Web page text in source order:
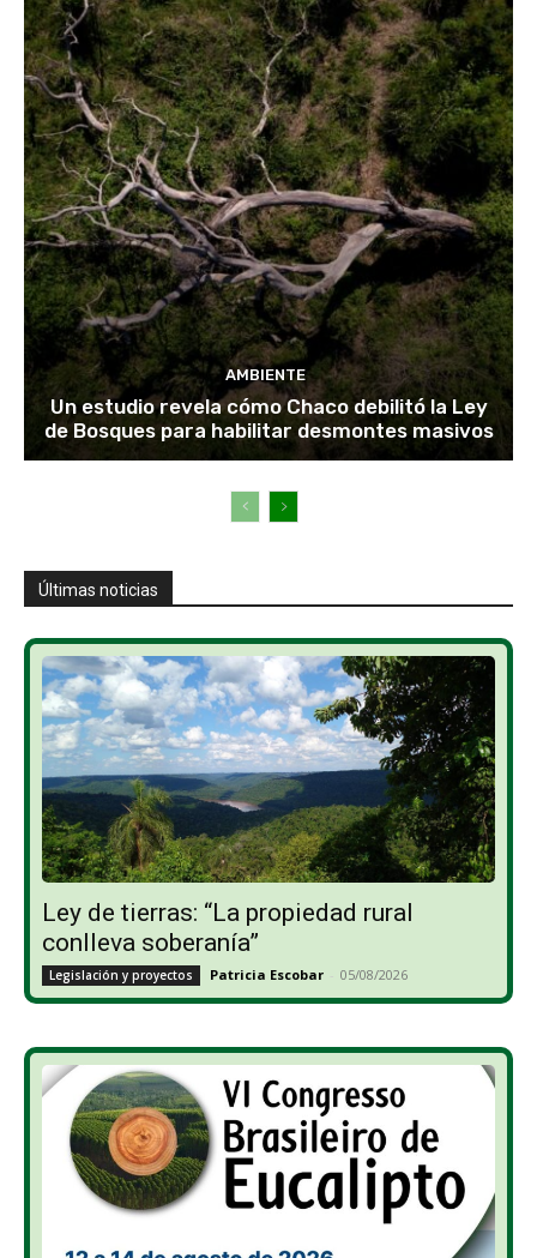
AMBIENTE
Un estudio revela cómo Chaco debilitó la Ley
de Bosques para habilitar desmontes masivos
Últimas noticias
Ley de tierras: “La propiedad rural
conlleva soberanía”
Legislación y proyectos Patricia Escobar - 05/08/2026